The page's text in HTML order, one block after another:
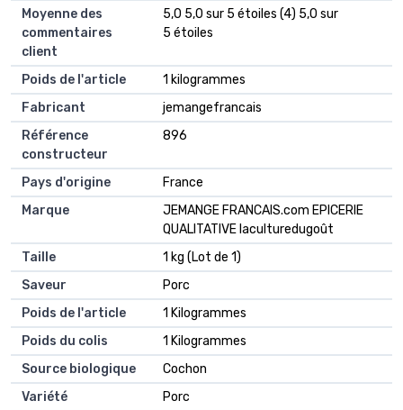
Moyenne des
commentaires
client
5,0 5,0 sur 5 étoiles (4) 5,0 sur
5 étoiles
Poids de l'article
1 kilogrammes
Fabricant
jemangefrancais
Référence
constructeur
896
Pays d'origine
France
Marque
JEMANGE FRANCAIS.com EPICERIE
QUALITATIVE laculturedugoût
Taille
1 kg (Lot de 1)
Saveur
Porc
Poids de l'article
1 Kilogrammes
Poids du colis
1 Kilogrammes
Source biologique
Cochon
Variété
Porc